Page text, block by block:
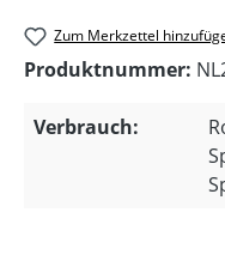
Zum Merkzettel
Produktnummer:
Verbrauch: